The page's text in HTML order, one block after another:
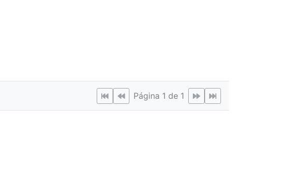
Página 1 de 1